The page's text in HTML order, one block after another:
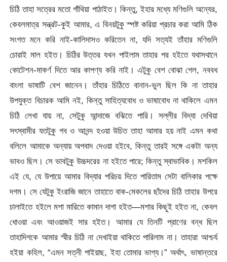
চিঠি তাহা সত্রের মতো গাঁথিয়া পাঠাইত। কিন্তু, ইহার মধ্যে মণিগুলি অন্যের,
কেবলমাত্র সন্ত্রট-কুই আমার, এ বিনয়টুকু স্পষ্ট করিয়া প্রচার করা আমি ঠিক
সংগত মনে করি নাই-কালিদাসও করিতেন না, যদি সত্যই তাঁহার মণিগুলি
চোরাই মাল হইত। চিঠির উত্তর যখন পাইলাম তাহার পর হইতে যথাসথানে
কোটেশন-মাকৰ্ণ দিতে আর কাপণ্য করি নাই। এটুকু বেশ বোঝা গেল, নববধ
বাংলা ভাষাটি বেশ জানেন। তাঁহার চিঠিতে বানান-ভুল ছিল কি না তাহার
উপযুক্ত বিচারক আমি নই, কিন্তু সাহিত্যবোধ ও ভাষাবোধ না থাকিলে এমন
চিঠি লেখা যায় না, সেটুকু আন্দাজে বঝিতে পারি। সল্লীর বিদ্যা দেখিয়া
সৎস্বামীর যতটুকু গব ও আনন্দ হওয়া উচিত তাহা আমার হয় নাই এমন কথা
বলিলে আমাকে অন্যায় অপবাদ দেওয়া হইবে, কিন্তু তারই সঙ্গে একটা অন্য
ভাবও ছিল। সে ভাবটুকু উচ্চদরের না হইতে পারে; কিন্তু স্বাভাবিক। মশকিল
এই যে, যে উপায়ে আমার বিদ্যার পরিচয় দিতে পারিতাম সেটা বালিকার পক্ষে
দগম। সে যেটুকু ইংরাজি জানে তাহাতে বাক-মেকলের ছাঁদের চিঠি তাহার উপরে
চালাইতে হইলে মশা মারিতে কামান দাগা হইত—মশার কিছুই হইত না, কেবল
ধোওয়া এবং আওয়াজই সার হইত। আমার যে তিনটি প্রাণের বন্ধ ছিল
তাহাদিগকে আমার স্মীর চিঠি না দেখাইয়া থাকিতে পারিলাম না। তাহারা আশ্চর্য
হইয়া কহিল, “এমন সত্নী পাইয়াছ, ইহা তোমার ভাগ্য।” অর্থাৎ, ভাষান্তরে